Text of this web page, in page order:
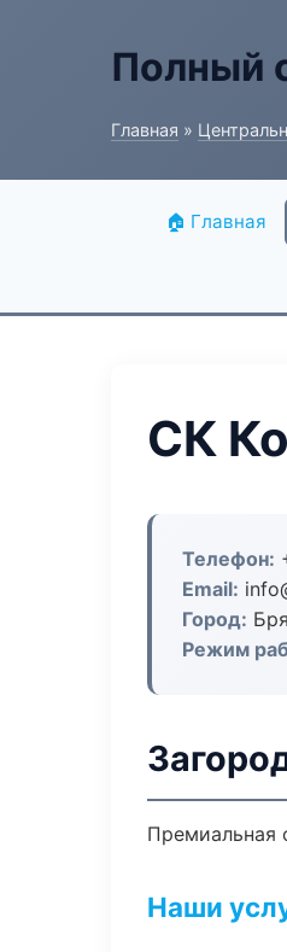
Полный
Главная »
🏠 Главная
СК
Телефон:
Email:
Город:
Режим
Премиальная
Наши